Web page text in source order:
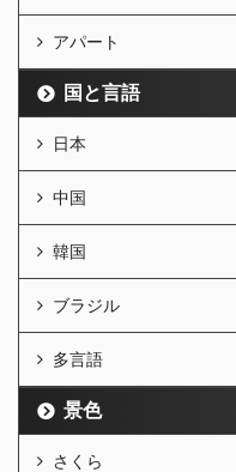
アパート
国と言語
日本
中国
韓国
ブラジル
多言語
景色
さくら